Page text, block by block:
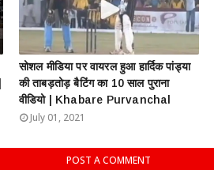
सोशल मीडिया पर वायरल हुआ हार्दिक पांड्या
की ताबड़तोड़ बैटिंग का 10 साल पुराना
वीडियो | Khabare Purvanchal
July 01, 2021
POST A COMMENT